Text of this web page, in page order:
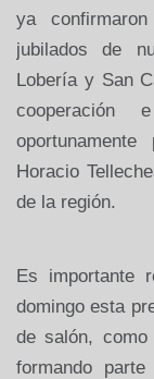
ya
jubilados de
Lobería y San
cooperación
Horacio
de la región.
Es importante
domingo esta
de salón, como
formando